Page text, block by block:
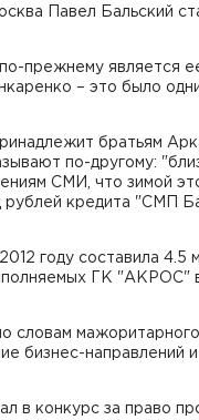
Павел Бальский
прежнему является
– это было
братьям
по-другому:
СМИ, что зимой
рублей кредита "СМП
году составила 4.5
ГК "АКРОС"
словам мажоритарного
бизнес-направлений и
в конкурс за право